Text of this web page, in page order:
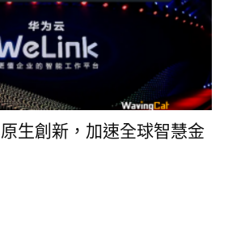
生創新，加速全球智慧金